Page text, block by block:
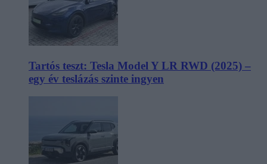
Tartós teszt: Tesla Model Y LR RWD (2025) –
egy év teslázás szinte ingyen